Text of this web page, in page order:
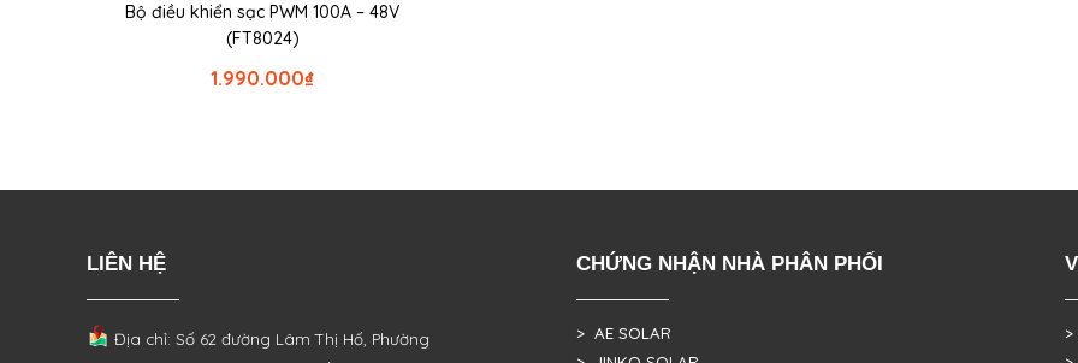
Bộ điều khiển sạc PWM 100A – 48V
(FT8024)
₫
1.990.000
LIÊN HỆ
Địa chỉ: Số 62 đường Lâm Thị Hố, Phường
CHỨNG NHẬN NHÀ PHÂN PHỐI
> AE SOLAR
>